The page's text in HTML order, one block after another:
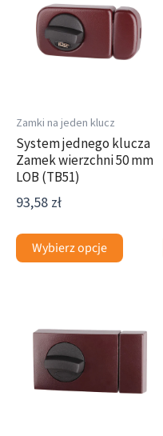
Zamki na jeden klucz
System jednego klucza
Zamek wierzchni 50 mm
LOB (TB51)
93,58 zł
Wybierz opcje
wiele
wariantów.
wybrać
na
stronie
produktu
wiele
wariantów.